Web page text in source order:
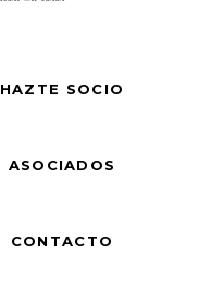
HAZTE SOCIO
ASOCIADOS
CONTACTO